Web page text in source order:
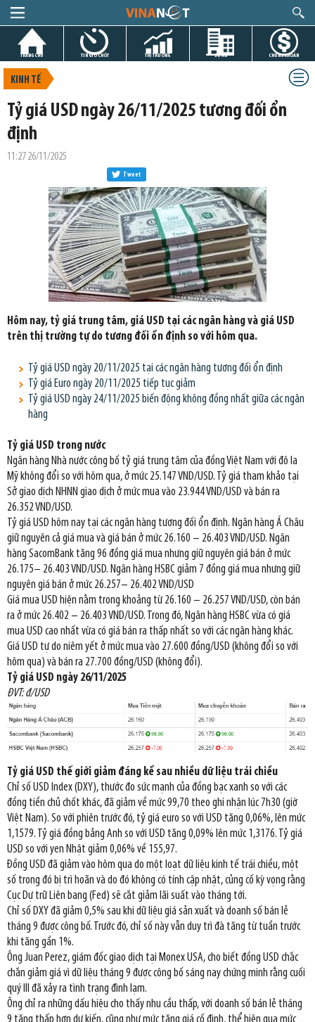
TRANG CHỦ TIN GIỜ CHÓT THỊ TRƯỜNG DỰ ÁN CHỨNG KHOÁN
KINH TẾ
Tỷ giá USD ngày 26/11/2025 tương đối ổn
định
11:27 26/11/2025
Tweet
Hôm nay, tỷ giá trung tâm, giá USD tại các ngân hàng và giá USD
trên thị trường tự do tương đối ổn định so với hôm qua.
Tỷ giá USD ngày 20/11/2025 tại các ngân hàng tương đối ổn định
Tỷ giá Euro ngày 20/11/2025 tiếp tục giảm
Tỷ giá USD ngày 24/11/2025 biến động không đồng nhất giữa các ngân
hàng
Tỷ giá USD trong nước
Ngân hàng Nhà nước công bố tỷ giá trung tâm của đồng Việt Nam với đô la
Mỹ không đổi so với hôm qua, ở mức 25.147 VND/USD. Tỷ giá tham khảo tại
Sở giao dịch NHNN giao dịch ở mức mua vào 23.944 VND/USD và bán ra
26.352 VND/USD.
Tỷ giá USD hôm nay tại các ngân hàng tương đối ổn định. Ngân hàng Á Châu
giữ nguyên cả giá mua và giá bán ở mức 26.160 – 26.403 VND/USD. Ngân
hàng SacomBank tăng 96 đồng giá mua nhưng giữ nguyên giá bán ở mức
26.175– 26.403 VND/USD. Ngân hàng HSBC giảm 7 đồng giá mua nhưng giữ
nguyên giá bán ở mức 26.257– 26.402 VND/USD
Giá mua USD hiện nằm trong khoảng từ 26.160 – 26.257 VND/USD, còn bán
ra ở mức 26.402 – 26.403 VND/USD. Trong đó, Ngân hàng HSBC vừa có giá
mua USD cao nhất vừa có giá bán ra thấp nhất so với các ngân hàng khác.
Giá USD tự do niêm yết ở mức mua vào 27.600 đồng/USD (không đổi so với
hôm qua) và bán ra 27.700 đồng/USD (không đổi).
Tỷ giá USD ngày 26/11/2025
ĐVT: đ/USD
Tỷ giá USD thế giới giảm đáng kể sau nhiều dữ liệu trái chiều
Chỉ số USD Index (DXY), thước đo sức mạnh của đồng bạc xanh so với các
đồng tiền chủ chốt khác, đã giảm về mức 99,70 theo ghi nhận lúc 7h30 (giờ
Việt Nam). So với phiên trước đó, tỷ giá euro so với USD tăng 0,06%, lên mức
1,1579. Tỷ giá đồng bảng Anh so với USD tăng 0,09% lên mức 1,3176. Tỷ giá
USD so với yen Nhật giảm 0,06% về 155,97.
Đồng USD đã giảm vào hôm qua do một loạt dữ liệu kinh tế trái chiều, một
số trong đó bị trì hoãn và do đó không có tính cập nhật, củng cố kỳ vọng rằng
Cục Dự trữ Liên bang (Fed) sẽ cắt giảm lãi suất vào tháng tới.
Chỉ số DXY đã giảm 0,5% sau khi dữ liệu giá sản xuất và doanh số bán lẻ
tháng 9 được công bố. Trước đó, chỉ số này vẫn duy trì đà tăng từ tuần trước
khi tăng gần 1%.
Ông Juan Perez, giám đốc giao dịch tại Monex USA, cho biết đồng USD chắc
chắn giảm giá vì dữ liệu tháng 9 được công bố sáng nay chứng minh rằng cuối
quý III đã xảy ra tình trạng đình lạm.
Ông chỉ ra những dấu hiệu cho thấy nhu cầu thấp, với doanh số bán lẻ tháng
9 tăng thấp hơn dự kiến, cũng như mức tăng giá cố định, thể hiện qua mức